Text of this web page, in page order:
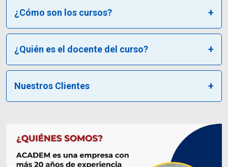
¿Cómo son los cursos?
¿Quién es el docente del curso?
Nuestros Clientes